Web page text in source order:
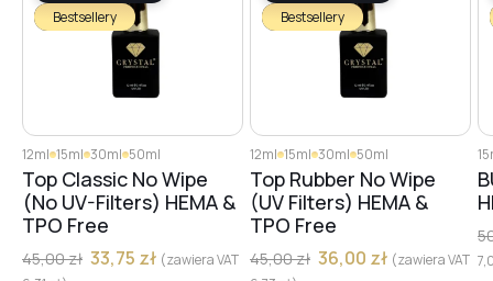
Bestsellery
12ml 15ml 30ml 50ml
Top Classic No Wipe
(No UV-Filters) HEMA &
TPO Free
45,00zł 33,75 zł (zawiera VAT
Bestsellery
12ml 15ml 30ml 50ml
Top Rubber No Wipe
(UV Filters) HEMA &
TPO Free
45,00zł 36,00 zł (zawiera VAT